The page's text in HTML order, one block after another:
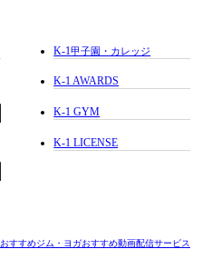
K-1甲子園・カレッジ
K-1 AWARDS
K-1 GYM
K-1 LICENSE
おすすめジム・ヨガおすすめ動画配信サービス